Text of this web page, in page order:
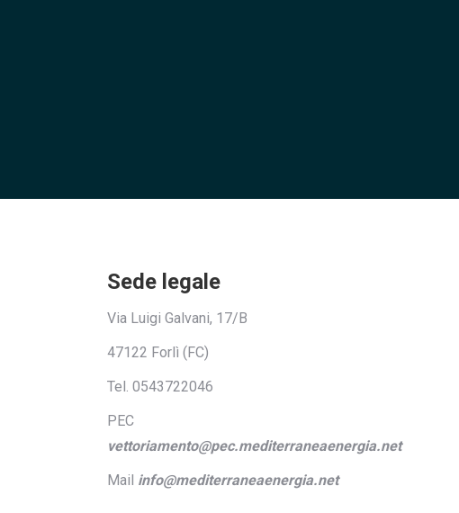
Sede legale
Via Luigi Galvani, 17/B
47122 Forlì (FC)
Tel. 0543722046
PEC
vettoriamento@pec.mediterraneaenergia.net
Mail info@mediterraneaenergia.net